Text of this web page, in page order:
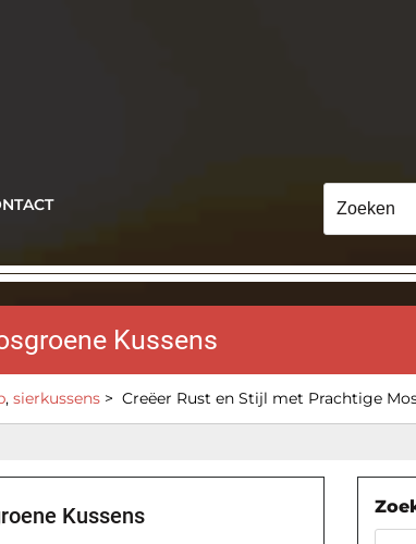
naar:
Kussens
, sierkussens > Creëer Rust en Stijl met Prachtige
Kussens